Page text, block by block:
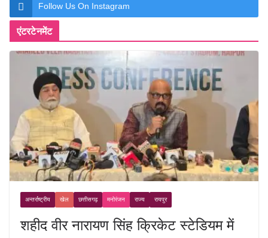
Follow Us On Instagram
एंटरटेनमेंट
अन्तर्राष्ट्रीय खेल छत्तीसगढ़ मनोरंजन राज्य रायपुर
शहीद वीर नारायण सिंह क्रिकेट स्टेडियम में